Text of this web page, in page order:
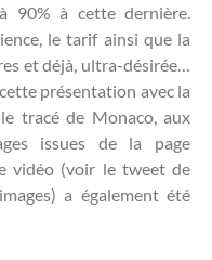
90% à cette dernière.
le tarif ainsi que la
et déjà, ultra-désirée…
présentation avec la
tracé de Monaco, aux
issues de la page
vidéo (voir le tweet de
a également été